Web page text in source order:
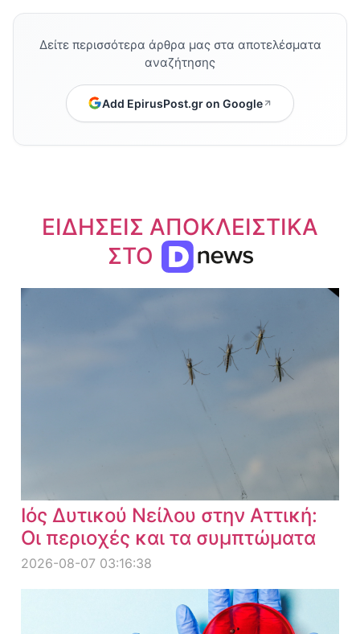
Δείτε περισσότερα άρθρα μας στα αποτελέσματα
αναζήτησης
Add EpirusPost.gr on Google
ΕΙΔΗΣΕΙΣ ΑΠΟΚΛΕΙΣΤΙΚΑ
ΣΤΟ
Ιός Δυτικού Νείλου στην Αττική:
Οι περιοχές και τα συμπτώματα
2026-08-07 03:16:38